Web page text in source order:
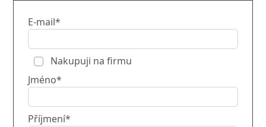
E-mail*
Nakupuji na firmu
Jméno*
Příjmení*